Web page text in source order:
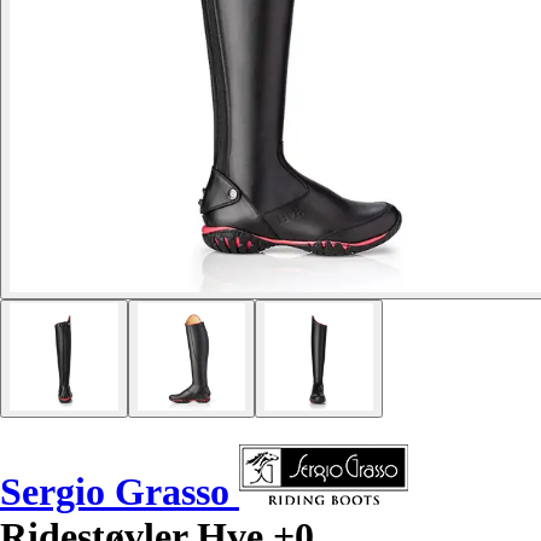
Sergio Grasso